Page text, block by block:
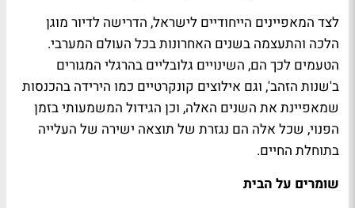
לצד המאפיינים הייחודיים לישראל, הדרישה לדיור מוגן
הלכה והתעצמה בשנים האחרונות בכל העולם המערבי.
הטעמים לכך הם, השינויים גלובליים בהרגלי המגורים
ב'שנות הזהב', וגם אילוצים קונקרטיים כמו הירידה בהכנסות
שמאפיינת את השנים האלה, וכן הגידול המשמעותי בזמן
הפנוי, שכל אלה הם נגזרת של תוצאה ישירה של העלייה
בתוחלת החיים.
שומרים על הבית